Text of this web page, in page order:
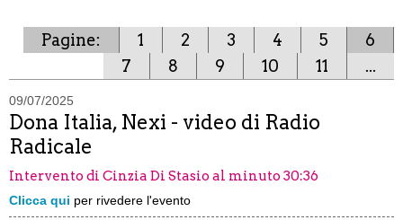
Pagine: 1 2 3 4 5
6
7
8 9 10 11 ...
09/07/2025
Dona Italia, Nexi - video di Radio
Radicale
Intervento di Cinzia Di Stasio al minuto 30:36
Clicca qui per rivedere l'evento